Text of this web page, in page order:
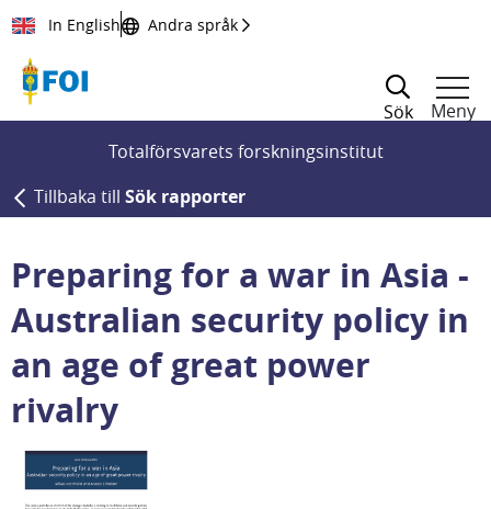
Till innehållet
In English Andra språk
Sök
Meny
Totalförsvarets forskningsinstitut
Tillbaka till Sök rapporter
Preparing for a war in Asia -
Australian security policy in
an age of great power
rivalry